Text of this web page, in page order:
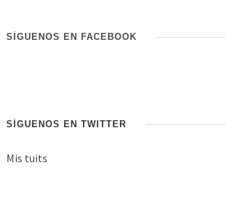
i
c
r
SÍGUENOS EN FACEBOOK
SÍGUENOS EN TWITTER
Mis tuits